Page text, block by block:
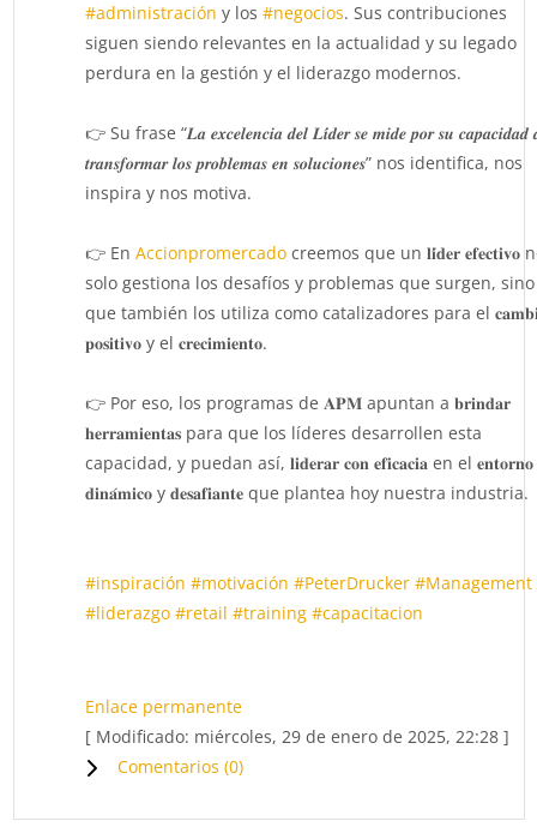
#administración y los #negocios. Sus contribuciones
siguen siendo relevantes en la actualidad y su legado
perdura en la gestión y el liderazgo modernos.
👉 Su frase “𝑳𝒂 𝒆𝒙𝒄𝒆𝒍𝒆𝒏𝒄𝒊𝒂 𝒅𝒆𝒍 𝑳𝒊́𝒅𝒆𝒓 𝒔𝒆 𝒎𝒊𝒅𝒆 𝒑𝒐𝒓 𝒔𝒖 𝒄𝒂𝒑𝒂𝒄𝒊𝒅𝒂𝒅
𝒕𝒓𝒂𝒏𝒔𝒇𝒐𝒓𝒎𝒂𝒓 𝒍𝒐𝒔 𝒑𝒓𝒐𝒃𝒍𝒆𝒎𝒂𝒔 𝒆𝒏 𝒔𝒐𝒍𝒖𝒄𝒊𝒐𝒏𝒆𝒔” nos identifica, nos
inspira y nos motiva.
👉 En Accionpromercado creemos que un 𝐥𝐢́𝐝𝐞𝐫 𝐞𝐟𝐞𝐜𝐭𝐢𝐯𝐨
solo gestiona los desafíos y problemas que surgen, sino
que también los utiliza como catalizadores para el
𝐩𝐨𝐬𝐢𝐭𝐢𝐯𝐨 y el 𝐜𝐫𝐞𝐜𝐢𝐦𝐢𝐞𝐧𝐭𝐨.
👉 Por eso, los programas de 𝐀𝐏𝐌 apuntan a 𝐛𝐫𝐢𝐧𝐝𝐚𝐫
𝐡𝐞𝐫𝐫𝐚𝐦𝐢𝐞𝐧𝐭𝐚𝐬 para que los líderes desarrollen esta
capacidad, y puedan así, 𝐥𝐢𝐝𝐞𝐫𝐚𝐫 𝐜𝐨𝐧 𝐞𝐟𝐢𝐜𝐚𝐜𝐢𝐚 en el 𝐞𝐧𝐭𝐨𝐫𝐧𝐨
𝐝𝐢𝐧𝐚́𝐦𝐢𝐜𝐨 y 𝐝𝐞𝐬𝐚𝐟𝐢𝐚𝐧𝐭𝐞 que plantea hoy nuestra industria.
#inspiración #motivación #PeterDrucker #Management
#liderazgo #retail #training #capacitacion
Enlace permanente
[ Modificado: miércoles, 29 de enero de 2025, 22:28 ]
Comentarios (0)